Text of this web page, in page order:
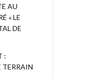
AU
« LE
DE
:
TERRAIN